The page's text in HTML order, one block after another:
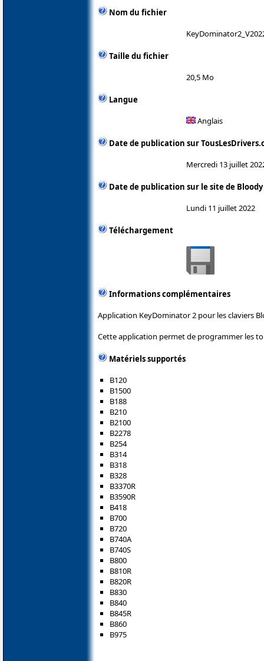
Nom du fichier
Taille du fichier
20,5 Mo
Langue
Anglais
Date de publication sur
Mercredi 13 juillet
Date de publication sur le site de Bloody
Lundi 11 juillet 2022
Téléchargement
Informations complémentaires
Application KeyDominator 2 pour les claviers
Cette application permet de programmer les
Matériels supportés
B120
B1500
B188
B210
B2100
B2278
B254
B314
B318
B328
B3370R
B3590R
B418
B700
B720
B740A
B740S
B800
B810R
B820R
B830
B840
B845R
B860
B975